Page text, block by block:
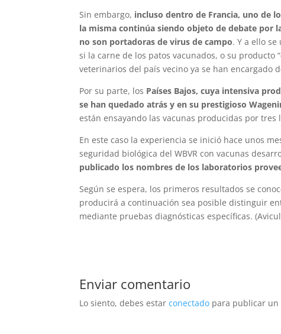
Sin embargo, incluso dentro de Francia, uno de
la misma continúa siendo objeto de debate por
no son portadoras de virus de campo. Y a ello
si la carne de los patos vacunados, o su producto
veterinarios del país vecino ya se han encargado
Por su parte, los Países Bajos, cuya intensiva
se han quedado atrás y en su prestigioso
están ensayando las vacunas producidas por
En este caso la experiencia se inició hace unos
seguridad biológica del WBVR con vacunas
publicado los nombres de los laboratorios
Según se espera, los primeros resultados se
producirá a continuación sea posible distinguir
mediante pruebas diagnósticas específicas.
Enviar comentario
Lo siento, debes estarconectado para publicar un